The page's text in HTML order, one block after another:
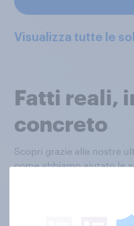
Visualizza tutte le
Fatti reali,
concreto
Scopri grazie alle nostre
come abbiamo aiutato le